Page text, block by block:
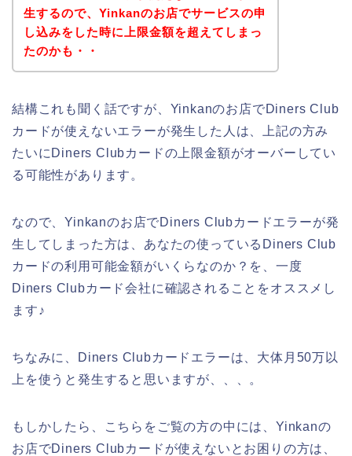
生するので、Yinkanのお店でサービスの申
し込みをした時に上限金額を超えてしまっ
たのかも・・
結構これも聞く話ですが、Yinkanのお店でDiners Club
カードが使えないエラーが発生した人は、上記の方み
たいにDiners Clubカードの上限金額がオーバーしてい
る可能性があります。
なので、Yinkanのお店でDiners Clubカードエラーが発
生してしまった方は、あなたの使っているDiners Club
カードの利用可能金額がいくらなのか？を、一度
Diners Clubカード会社に確認されることをオススメし
ます♪
ちなみに、Diners Clubカードエラーは、大体月50万以
上を使うと発生すると思いますが、、、。
もしかしたら、こちらをご覧の方の中には、Yinkanの
お店でDiners Clubカードが使えないとお困りの方は、